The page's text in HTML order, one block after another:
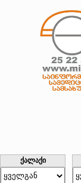
ქალაქი